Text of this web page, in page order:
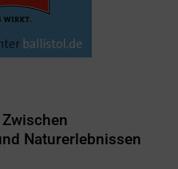
Naturerlebnissen